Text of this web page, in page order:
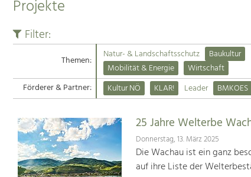
Projekte
Filter:
Themen: Natur- & Landschaftsschutz Baukultur
Mobilität & Energie
Wirtschaft
Förderer & Partner:
Kultur NÖ KLAR! Leader BMKOES
25 Jahre Welterbe
Donnerstag, 13. März 2025
Die Wachau ist ein ganz
auf ihre Liste der